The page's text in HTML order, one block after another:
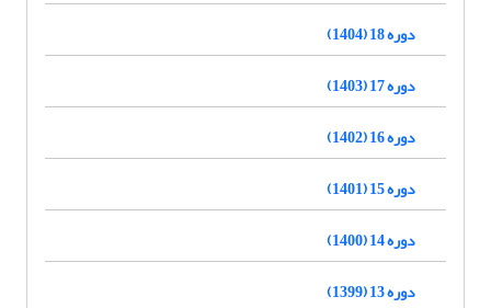
دوره 18 (1404)
دوره 17 (1403)
دوره 16 (1402)
دوره 15 (1401)
دوره 14 (1400)
دوره 13 (1399)